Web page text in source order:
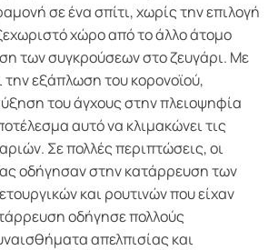
σε ένα σπίτι, χωρίς την επιλογή
χώρο από το άλλο άτομο
των συγκρούσεων στο ζευγάρι. Με
την εξάπλωση του κορονοϊού,
του άγχους στην πλειοψηφία
αυτό να κλιμακώνει τις
Σε πολλές περιπτώσεις, οι
οδήγησαν στην κατάρρευση των
και ρουτινών που είχαν
οδήγησε πολλούς
απελπισίας και